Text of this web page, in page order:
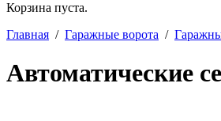
Корзина пуста.
Главная / Гаражные ворота /
Автоматические